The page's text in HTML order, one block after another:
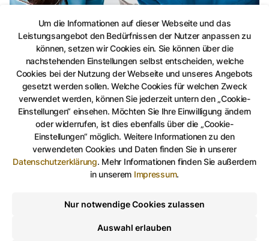
Um die Informationen auf dieser Webseite und das
Leistungsangebot den Bedürfnissen der Nutzer anpassen zu
können, setzen wir Cookies ein. Sie können über die
nachstehenden Einstellungen selbst entscheiden, welche
Cookies bei der Nutzung der Webseite und unseres Angebots
gesetzt werden sollen. Welche Cookies für welchen Zweck
verwendet werden, können Sie jederzeit untern den „Cookie-
Einstellungen“ einsehen. Möchten Sie Ihre Einwilligung ändern
oder widerrufen, ist dies ebenfalls über die „Cookie-
Einstellungen“ möglich. Weitere Informationen zu den
verwendeten Cookies und Daten finden Sie in unserer
Datenschutzerklärung. Mehr Informationen finden Sie außerdem
in unserem Impressum.
Nur notwendige Cookies zulassen
Auswahl erlauben
Im Notfall schnelle Hilfe
Ein tierärztlicher Notfall liegt vor, wenn ohne sofortige
medizinische Behandlung schwere bleibende Schäden oder
der Tod des Tieres zu befürchten sind.